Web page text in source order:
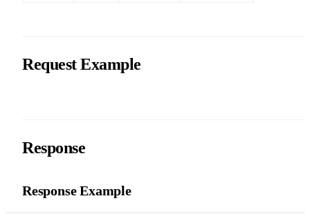
Request Example
Response
Response Example